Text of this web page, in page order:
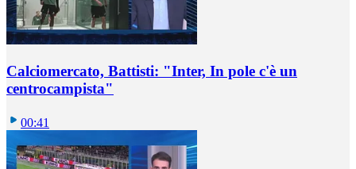
Calciomercato, Battisti: "Inter, In pole c'è un
centrocampista"
00:41